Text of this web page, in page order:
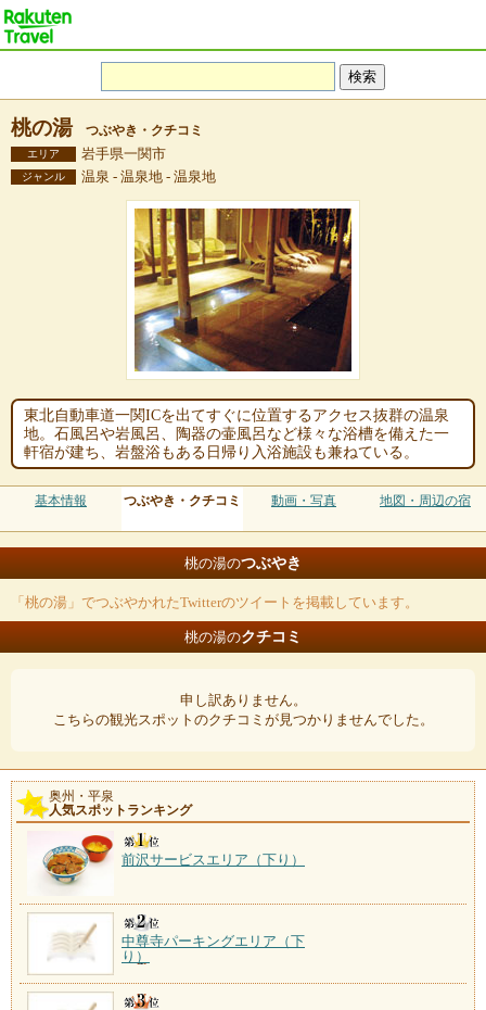
桃の湯 つぶやき・クチコミ
エリア 岩手県一関市
ジャンル 温泉 - 温泉地 - 温泉地
東北自動車道一関ICを出てすぐに位置するアクセス抜群の温泉
地。石風呂や岩風呂、陶器の壷風呂など様々な浴槽を備えた一
軒宿が建ち、岩盤浴もある日帰り入浴施設も兼ねている。
基本情報 つぶやき・クチコミ 動画・写真 地図・周辺の宿
桃の湯のつぶやき
「桃の湯」でつぶやかれたTwitterのツイートを掲載しています。
桃の湯のクチコミ
申し訳ありません。
こちらの観光スポットのクチコミが見つかりませんでした。
奥州・平泉
人気スポットランキング
前沢サービスエリア（下り）
中尊寺パーキングエリア（下
り）